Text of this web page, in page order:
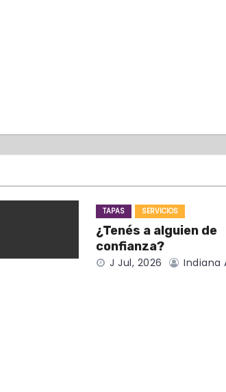
TAPAS SERVICIOS
¿Tenés a alguien de
confianza?
J Jul, 2026 Indiana